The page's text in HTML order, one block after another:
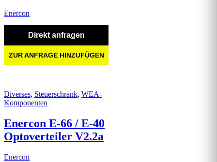
Enercon
Direkt anfragen
ZUR ANFRAGE HINZUFÜGEN
Diverses, Steuerschrank, WEA-
Komponenten
Enercon E-66 / E-40
Optoverteiler V2.2a
Enercon